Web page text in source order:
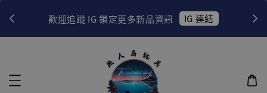
歡迎追蹤 IG 鎖定更多新品資訊 IG 連結